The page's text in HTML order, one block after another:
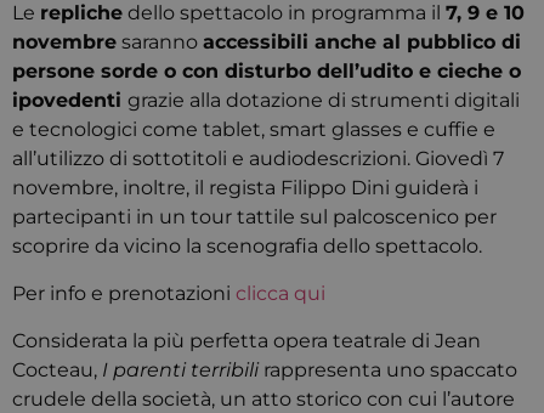
Le repliche dello spettacolo in programma il 7, 9 e 10
novembre saranno accessibili anche al pubblico di
persone sorde o con disturbo dell’udito e cieche o
ipovedenti grazie alla dotazione di strumenti digitali
e tecnologici come tablet, smart glasses e cuffie e
all’utilizzo di sottotitoli e audiodescrizioni. Giovedì 7
novembre, inoltre, il regista Filippo Dini guiderà i
partecipanti in un tour tattile sul palcoscenico per
scoprire da vicino la scenografia dello spettacolo.
Per info e prenotazioni clicca qui
Considerata la più perfetta opera teatrale di Jean
Cocteau, I parenti terribili rappresenta uno spaccato
crudele della società, un atto storico con cui l’autore